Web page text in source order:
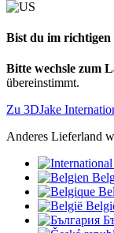
Bist du im richtigen
Bitte wechsle zum
übereinstimmt.
Zu 3DJake
Anderes Lieferland